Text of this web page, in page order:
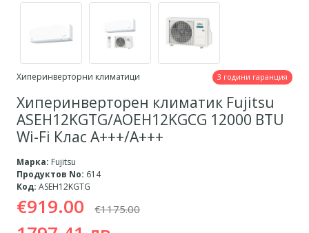
Хиперинверторни климатици 3 години гаранция
Хиперинверторен климатик Fujitsu
ASEH12KGTG/AOEH12KGCG 12000 BTU
Wi-Fi Клас A+++/А+++
Марка: Fujitsu
Продуктов No: 614
Код: ASEH12KGTG
€919.00 €1175.00